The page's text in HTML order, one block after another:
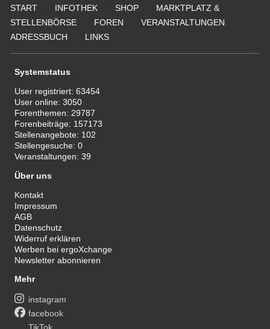
START INFOTHEK SHOP
MARKTPLATZ &
STELLENBÖRSE
FOREN
VERANSTALTUNGEN
ADRESSBUCH
LINKS
Systemstatus
User registriert:63454
User online:3050
Forenthemen: 29787
Forenbeiträge: 157173
Stellenangebote: 102
Stellengesuche:0
Veranstaltungen:39
Über uns
Kontakt
Impressum
AGB
Datenschutz
Widerruf erklären
Werben bei ergoXchange
Newsletter abonnieren
Mehr
instagram
facebook